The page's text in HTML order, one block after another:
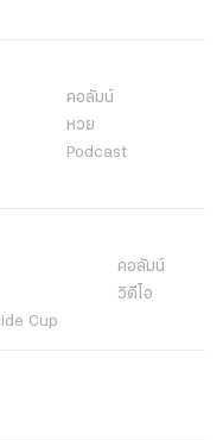
คอลัมน์
หวย
Podcast
คอลัมน์
วิดีโอ
Cup